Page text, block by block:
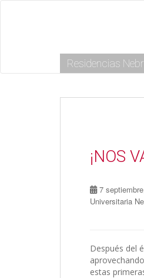
m
Residencias
¡NOS
7
Universitaria
Después del
estas